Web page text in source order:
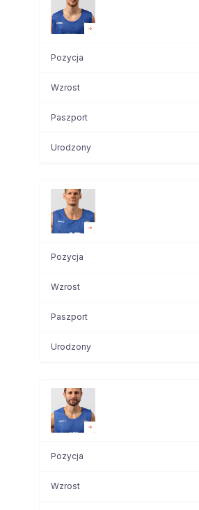
Pozycja
Wzrost
Paszport
Urodzony
Pozycja
Wzrost
Paszport
Urodzony
Pozycja
Wzrost